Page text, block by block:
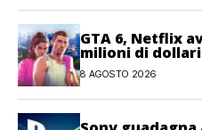
GTA 6, Netflix
milioni di dollari
gioco
8 AGOSTO 2026